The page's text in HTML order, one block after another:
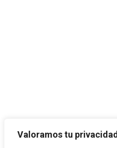
Valoramos tu privacidad